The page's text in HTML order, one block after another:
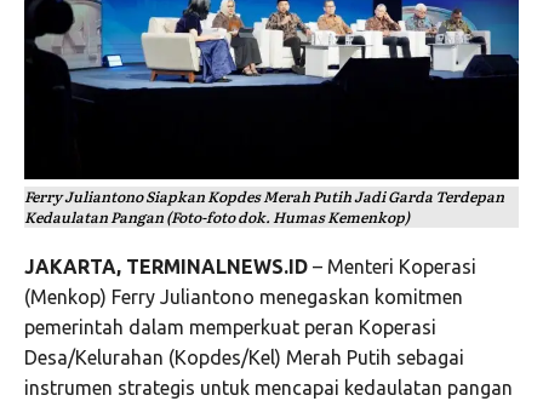
Ferry Juliantono Siapkan Kopdes Merah Putih Jadi Garda Terdepan
Kedaulatan Pangan (Foto-foto dok. Humas Kemenkop)
JAKARTA, TERMINALNEWS.ID – Menteri Koperasi
(Menkop) Ferry Juliantono menegaskan komitmen
pemerintah dalam memperkuat peran Koperasi
Desa/Kelurahan (Kopdes/Kel) Merah Putih sebagai
instrumen strategis untuk mencapai kedaulatan pangan